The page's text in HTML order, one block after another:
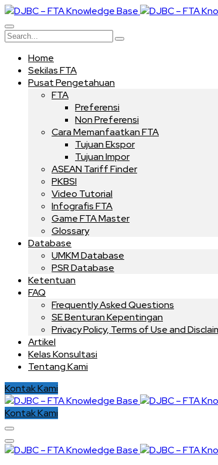
Home
Sekilas FTA
Pusat Pengetahuan
FTA
Preferensi
Non Preferensi
Cara Memanfaatkan FTA
Tujuan Ekspor
Tujuan Impor
ASEAN Tariff Finder
PKBSI
Video Tutorial
Infografis FTA
Game FTA Master
Glossary
Database
UMKM Database
PSR Database
Ketentuan
FAQ
Frequently Asked Questions
SE Benturan Kepentingan
Privacy Policy, Terms of Use and
Artikel
Kelas Konsultasi
Tentang Kami
Kontak Kami
Kontak Kami